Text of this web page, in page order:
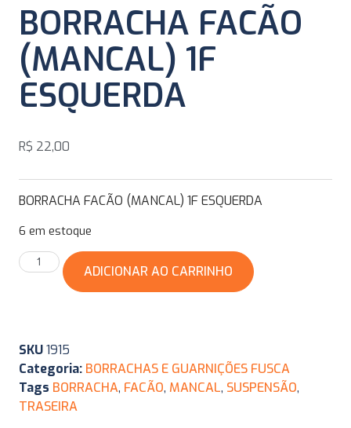
BORRACHA FACÃO
(MANCAL) 1F
ESQUERDA
R$ 22,00
BORRACHA FACÃO (MANCAL) 1F ESQUERDA
6 em estoque
ADICIONAR AO CARRINHO
SKU1915
Categoria: BORRACHAS E GUARNIÇÕES FUSCA
Tags BORRACHA, FACÃO, MANCAL, SUSPENSÃO,
TRASEIRA